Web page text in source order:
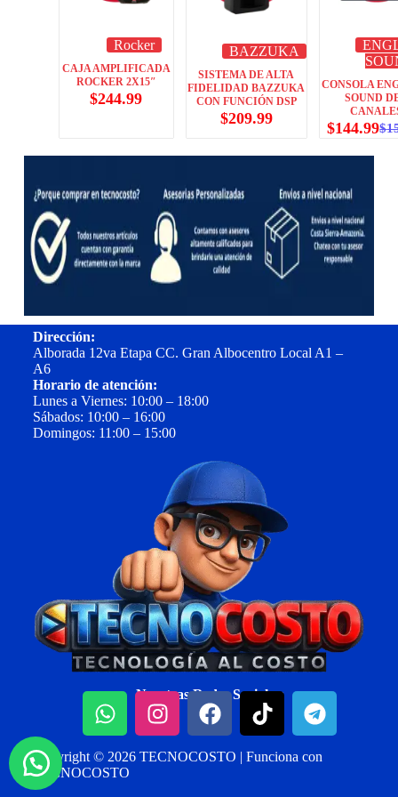
Rocker
CAJA AMPLIFICADA
ROCKER 2X15″
$244.99
BAZZUKA
SISTEMA DE ALTA
FIDELIDAD BAZZUKA
CON FUNCIÓN DSP
$209.99
CONSOLA
SOUND
$
$144.99
Dirección:
Alborada 12va Etapa CC. Gran Albocentro Local A1 –
A6
Horario de atención:
Lunes a Viernes: 10:00 – 18:00
Sábados: 10:00 – 16:00
Domingos: 11:00 – 15:00
Nuestras Redes Sociales:
Copyright © 2026 TECNOCOSTO | Funciona con
TECNOCOSTO